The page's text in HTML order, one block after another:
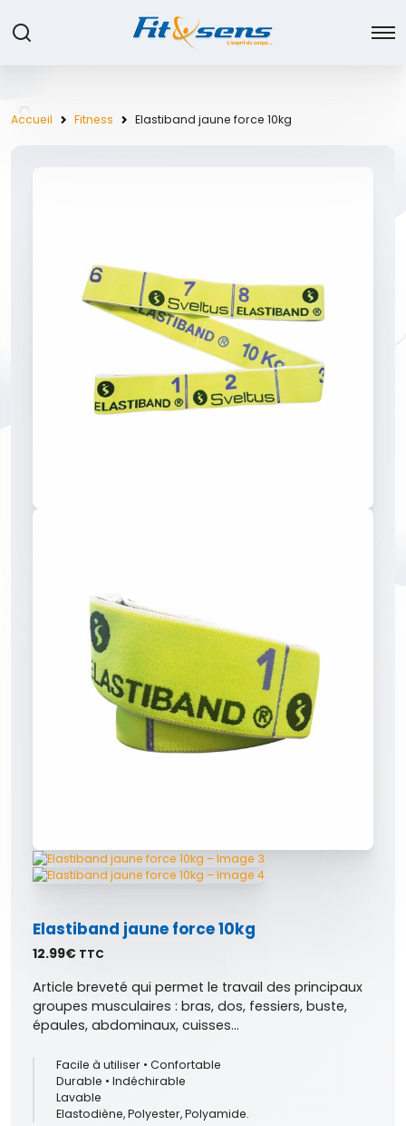
Accueil Fitness Elastiband jaune force 10kg
Elastiband jaune force 10kg
12.99€ TTC
Article breveté qui permet le travail des principaux
groupes musculaires : bras, dos, fessiers, buste,
épaules, abdominaux, cuisses…
Facile à utiliser • Confortable
Durable • Indéchirable
Lavable
Elastodiène, Polyester, Polyamide.